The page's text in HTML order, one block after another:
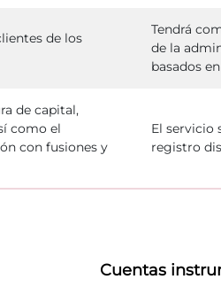
de los
Tendrá
de la
basados
de capital,
como el
con fusiones y
El servicio
registro
Cuentas